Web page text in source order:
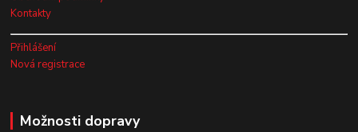
Kontakty
Přihlášení
Nová registrace
Možnosti dopravy